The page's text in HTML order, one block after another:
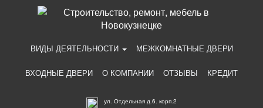
ВИДЫ ДЕЯТЕЛЬНОСТИ МЕЖКОМНАТНЫЕ ДВЕРИ
ВХОДНЫЕ ДВЕРИ О КОМПАНИИ ОТЗЫВЫ КРЕДИТ
ул. Отдельная д.6. корп.2